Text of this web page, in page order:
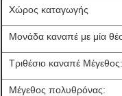
Χώρος καταγωγής
Μονάδα καναπέ με μία
Τριθέσιο καναπέ Μέγεθος:
Μέγεθος πολυθρόνας: